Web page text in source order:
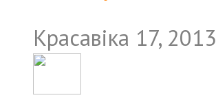
Красавіка 17, 2013